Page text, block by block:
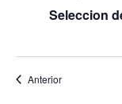
Seleccion
Anterior